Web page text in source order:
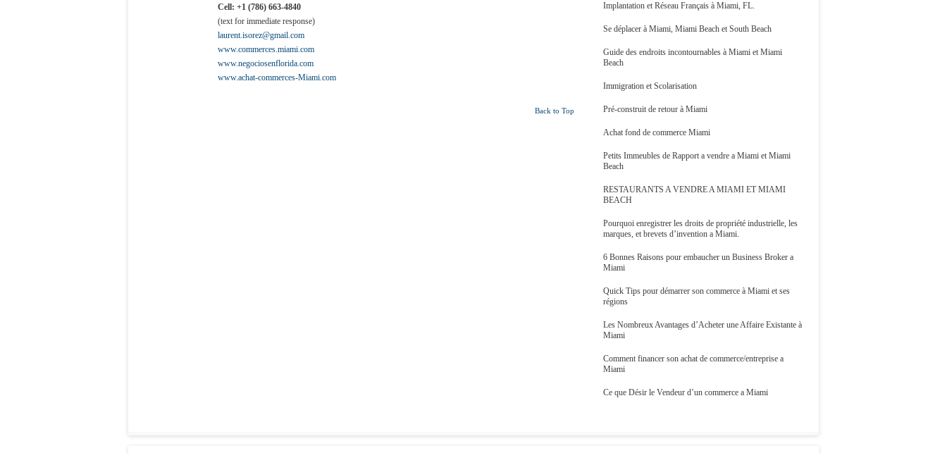
Cell: +1 (786) 663-4840
(text for immediate response)
laurent.isorez@gmail.com
www.commerces.miami.com
www.negociosenflorida.com
www.achat-commerces-Miami.com
Back to Top
Implantation et Réseau Français à Miami, FL.
Se déplacer à Miami, Miami Beach et South Beach
Guide des endroits incontournables à Miami et Miami
Beach
Immigration et Scolarisation
Pré-construit de retour à Miami
Achat fond de commerce Miami
Petits Immeubles de Rapport a vendre a Miami et Miami
Beach
RESTAURANTS A VENDRE A MIAMI ET MIAMI
BEACH
Pourquoi enregistrer les droits de propriété industrielle, les
marques, et brevets d’invention a Miami.
6 Bonnes Raisons pour embaucher un Business Broker a
Miami
Quick Tips pour démarrer son commerce à Miami et ses
régions
Les Nombreux Avantages d’Acheter une Affaire Existante à
Miami
Comment financer son achat de commerce/entreprise a
Miami
Ce que Désir le Vendeur d’un commerce a Miami